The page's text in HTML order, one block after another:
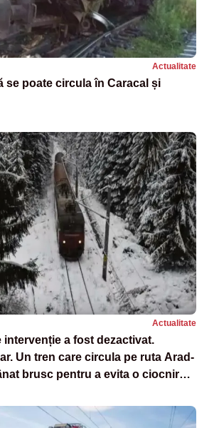
Actualitate
se poate circula în Caracal și
Actualitate
intervenție a fost dezactivat.
Un tren care circula pe ruta Arad-
brusc pentru a evita o ciocnire